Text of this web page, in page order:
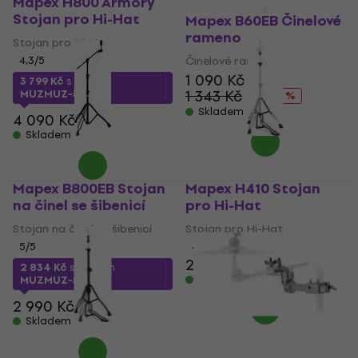
Stojan pro Hi-Hat
Stojan pro Hi-Hat
4,3/5
3 799 Kč s kódem
MUZMUZ-5
4 090 Kč
Skladem
Mapex B60EB Činelové
rameno
Činelové rameno
1 090 Kč
1 343 Kč
- 19 %
Skladem
Mapex B800EB Stojan
na činel se šibenicí
Stojan na činel se šibenicí
5/5
2 834 Kč s kódem
MUZMUZ-5
2 990 Kč
Skladem
Mapex H410 Stojan
pro Hi-Hat
Stojan pro Hi-Hat
4
2 853 Kč
Skladem